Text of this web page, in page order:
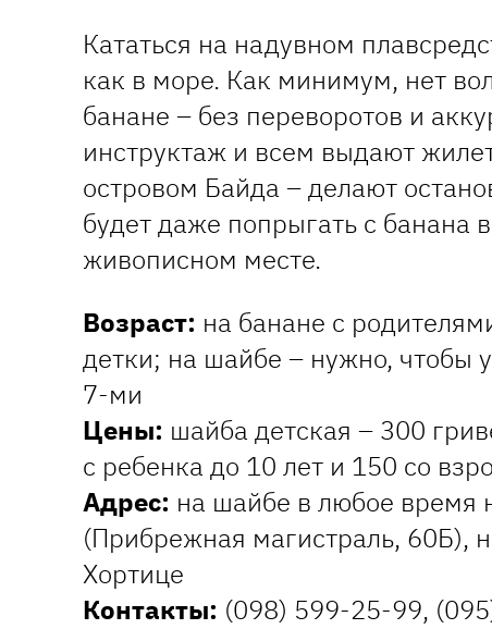
Кататься на надувном
как в море. Как минимум, нет
банане – без переворотов и
инструктаж и всем выдают
островом Байда – делают
будет даже попрыгать с банана
живописном месте.
Возраст: на банане с
детки; на шайбе – нужно, чтобы
7-ми
Цены: шайба детская – 300
с ребенка до 10 лет и 150 со
Адрес: на шайбе в любое время
(Прибрежная магистраль, 60Б),
Хортице
Контакты: (098) 599-25-99,